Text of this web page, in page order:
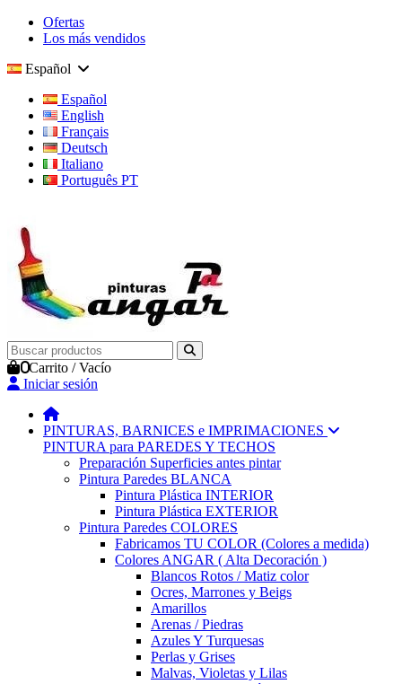
Ofertas
Los más vendidos
Español
Español
English
Français
Deutsch
Italiano
Português PT
0Carrito /Vacío
Iniciar sesión
PINTURAS, BARNICES e IMPRIMACIONES
PINTURA para PAREDES Y TECHOS
Preparación Superficies antes pintar
Pintura Paredes BLANCA
Pintura Plástica INTERIOR
Pintura Plástica EXTERIOR
Pintura Paredes COLORES
Fabricamos TU COLOR (Colores a medida)
Colores ANGAR ( Alta Decoración )
Blancos Rotos / Matiz color
Ocres, Marrones y Beigs
Amarillos
Arenas / Piedras
Azules Y Turquesas
Perlas y Grises
Malvas, Violetas y Lilas